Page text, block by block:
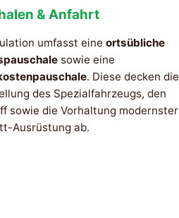
& Anfahrt
umfasst eine ortsübliche
sowie eine
. Diese decken die
des Spezialfahrzeugs, den
sowie die Vorhaltung modernster
Ausrüstung ab.